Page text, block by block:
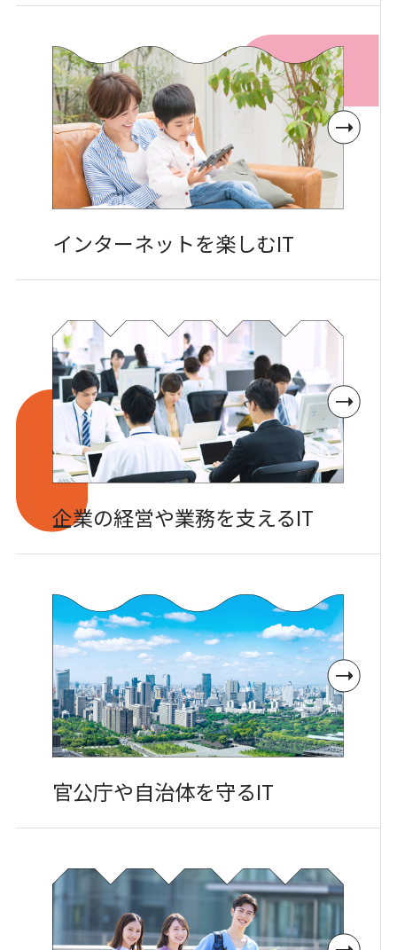
インターネットを楽しむIT
企業の経営や業務を支えるIT
官公庁や自治体を守るIT